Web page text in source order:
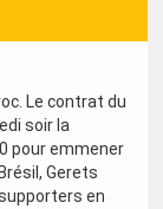
Le contrat du
soir la
pour emmener
Gerets
en